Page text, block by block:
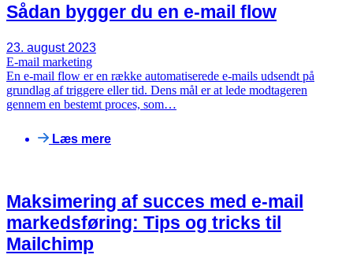
Sådan bygger du en e-mail flow
23. august 2023
E-mail marketing
En e-mail flow er en række automatiserede e-mails udsendt på
grundlag af triggere eller tid. Dens mål er at lede modtageren
gennem en bestemt proces, som…
Læs mere
Maksimering af succes med e-mail
markedsføring: Tips og tricks til
Mailchimp